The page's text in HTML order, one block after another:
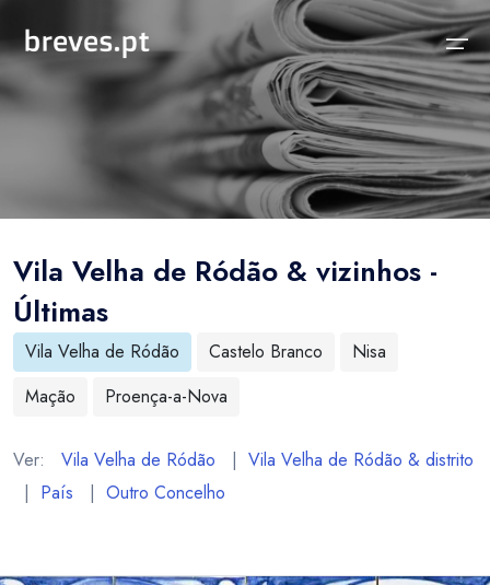
Notícias
Concelhos Vizinhos
Distrito
País
Sobre
Funcionalidades
As nossas Fontes
Perguntas Frequentes
Vila Velha de Ródão & vizinhos -
Últimas
Vila Velha de Ródão Castelo Branco
Nisa
Mação
Proença-a-Nova
Ver: Vila Velha de Ródão | Vila Velha de Ródão & distrito
| País | Outro Concelho